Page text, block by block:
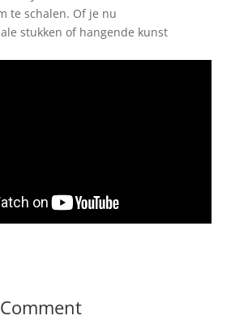
te schalen. Of je nu
stukken of hangende kunst